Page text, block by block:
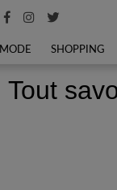
MODE SHOPPING
Tout